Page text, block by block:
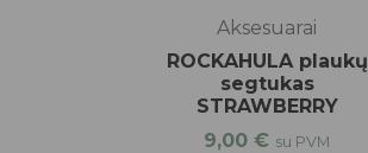
Aksesuarai
ROCKAHULA plaukų
segtukas
STRAWBERRY
9,00 € su PVM